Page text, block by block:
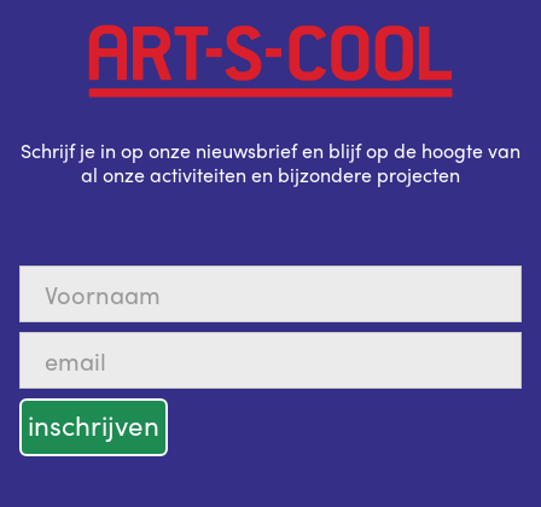
Schrijf je in op onze nieuwsbrief en blijf op de hoogte van
al onze activiteiten en bijzondere projecten